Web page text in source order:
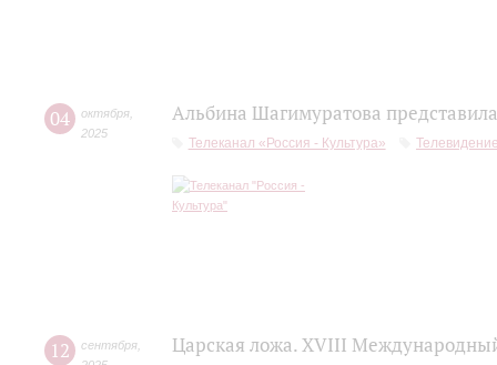
04 октября
2025
Альбина Шагимуратова
Телеканал «Россия - Культура»
12 сентября Царская ложа. XVIII